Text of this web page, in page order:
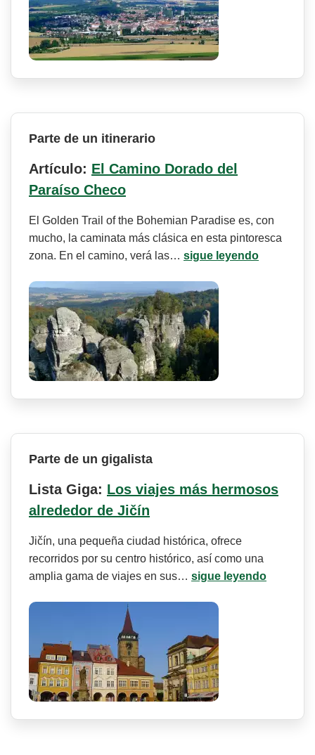
Parte de un itinerario
Artículo: El Camino Dorado del
Paraíso Checo
El Golden Trail of the Bohemian Paradise es, con
mucho, la caminata más clásica en esta pintoresca
zona. En el camino, verá las… sigue leyendo
Parte de un gigalista
Lista Giga: Los viajes más hermosos
alrededor de Jičín
Jičín, una pequeña ciudad histórica, ofrece
recorridos por su centro histórico, así como una
amplia gama de viajes en sus… sigue leyendo